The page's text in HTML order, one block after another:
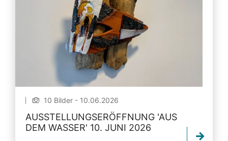
10 Bilder - 10.06.2026
AUSSTELLUNGSERÖFFNUNG 'AUS
DEM WASSER' 10. JUNI 2026